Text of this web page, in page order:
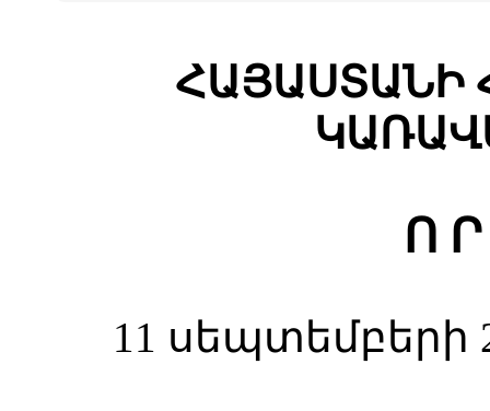
ՀԱՅԱՍՏԱՆԻ
Ո
11 սեպտեմբերի